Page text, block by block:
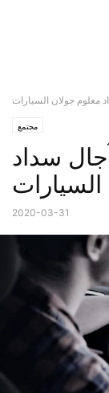
معلوم جولان السيارات
مجتمع
سداد
2020-03-31